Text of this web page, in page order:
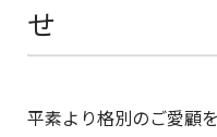
せ
平素より格別のご愛顧